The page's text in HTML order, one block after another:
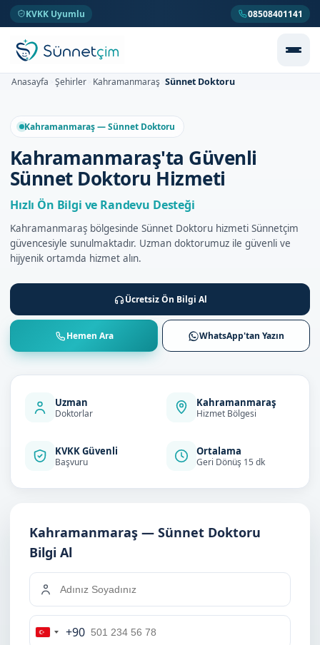
KVKK Uyumlu 08508401141
Anasayfa Şehirler Kahramanmaraş Sünnet Doktoru
Kahramanmaraş — Sünnet Doktoru
Kahramanmaraş'ta Güvenli
Sünnet Doktoru Hizmeti
Hızlı Ön Bilgi ve Randevu Desteği
Kahramanmaraş bölgesinde Sünnet Doktoru hizmeti Sünnetçim
güvencesiyle sunulmaktadır. Uzman doktorumuz ile güvenli ve
hijyenik ortamda hizmet alın.
Ücretsiz Ön Bilgi Al
Hemen Ara WhatsApp'tan Yazın
Uzman
Doktorlar
Kahramanmaraş
Hizmet Bölgesi
KVKK Güvenli
Başvuru
Ortalama
Geri Dönüş 15 dk
Kahramanmaraş — Sünnet Doktoru
Bilgi Al
Turkey
+90